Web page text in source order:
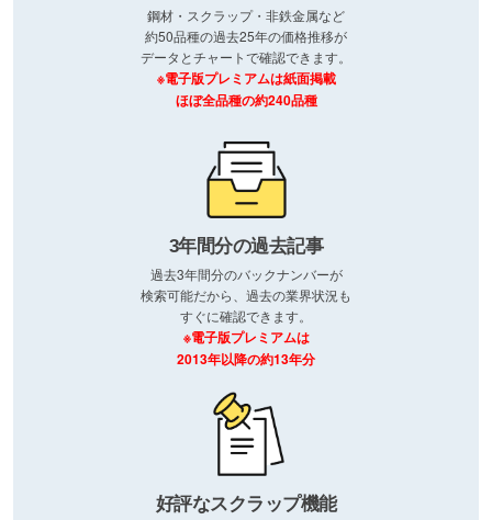
鋼材・スクラップ・非鉄金属など
約50品種の過去25年の価格推移が
データとチャートで確認できます。
※電子版プレミアムは紙面掲載
ほぼ全品種の約240品種
3年間分の過去記事
過去3年間分のバックナンバーが
検索可能だから、過去の業界状況も
すぐに確認できます。
※電子版プレミアムは
2013年以降の約13年分
好評なスクラップ機能